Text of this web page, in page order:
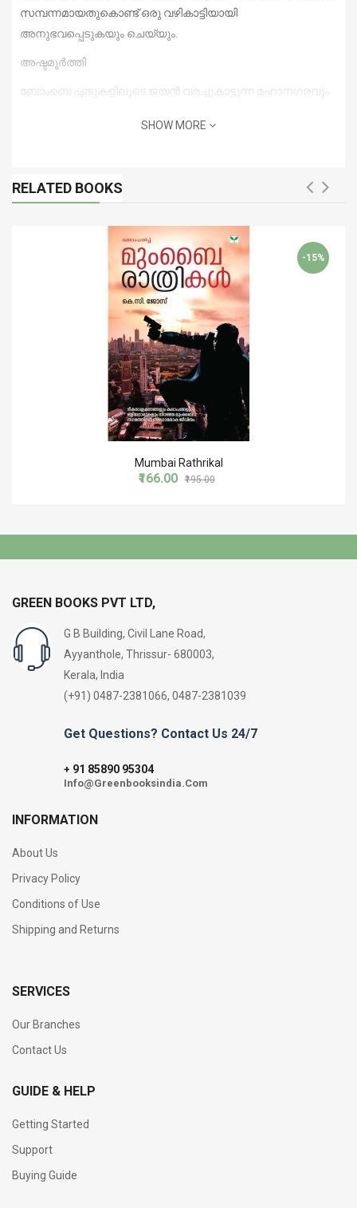
സമ്പന്നമായതുകൊണ്ട് ഒരു വഴികാട്ടിയായി
അനുഭവപ്പെടുകയും ചെയ്യും.
അഷ്ടമൂര്‍ത്തി
ബോംബെ ഏടുകളിലൂടെ ജയന്‍ വരച്ചുകാട്ടുന്ന മഹാനഗരവും
സാംസ്കാരിക വൈവിദ്ധ്യങ്ങളും നമ്മെ വിസ്മയിപ്പിക്കുന്നു.
SHOW MORE
RELATED BOOKS
-15%
Mumbai Rathrikal
₹166.00 ₹195.00
GREEN BOOKS PVT LTD,
G B Building, Civil Lane Road,
Ayyanthole, Thrissur- 680003,
Kerala, India
(+91) 0487-2381066, 0487-2381039
Get Questions? Contact Us 24/7
+ 91 85890 95304
Info@Greenbooksindia.Com
INFORMATION
About Us
Privacy Policy
Conditions of Use
Shipping and Returns
SERVICES
Our Branches
Contact Us
GUIDE & HELP
Getting Started
Support
Buying Guide